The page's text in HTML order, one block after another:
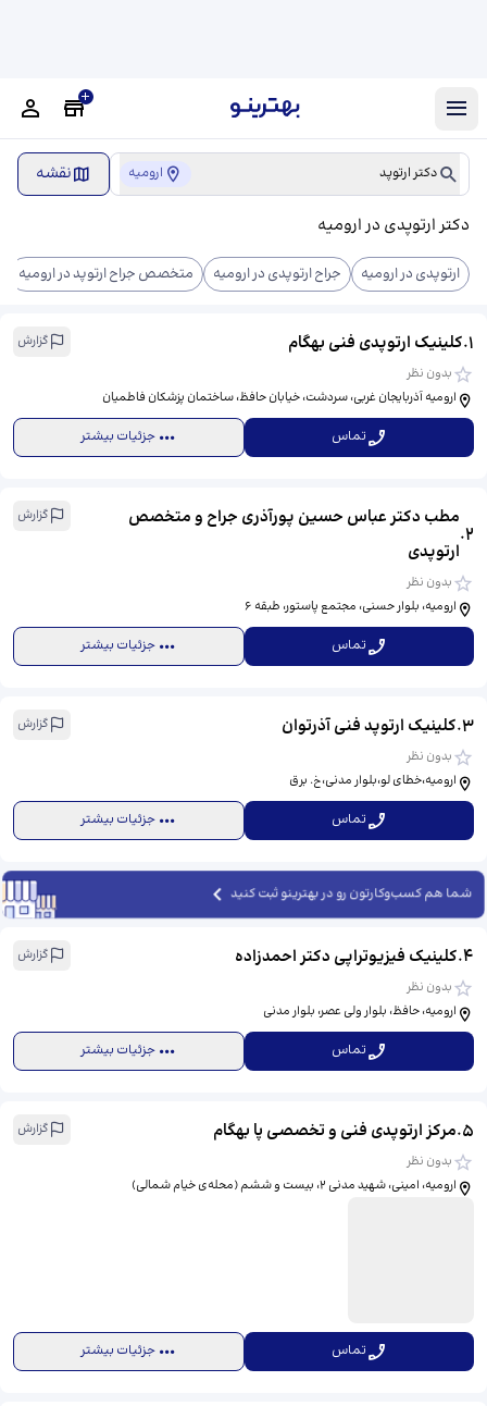
دکتر ارتوپد ارومیه نقشه
دکتر ارتوپدی در ارومیه
ارتوپدی در ارومیه جراح ارتوپدی در ارومیه متخصص جراح ارتوپد در ارومیه
1
.کلینیک ارتوپدی فنی بهگام
گزارش
بدون نظر
ارومیه آذربایجان غربی، سردشت، خیابان حافظ، ساختمان پزشکان فاطمیان
تماس جزئیات بیشتر
2
.
مطب دکتر عباس حسین پورآذری جراح و متخصص
ارتوپدی
گزارش
بدون نظر
ارومیه، بلوار حسنی، مجتمع پاستور، طبقه ۶
تماس جزئیات بیشتر
3
.کلینیک ارتوپد فنی آذرتوان
گزارش
بدون نظر
ارومیه،خطای لو،بلوار مدنی،خ. برق
تماس جزئیات بیشتر
شما هم کسب‌وکارتون رو در بهترینو ثبت کنید
4
.کلینیک فیزیوتراپی دکتر احمدزاده
گزارش
بدون نظر
ارومیه، حافظ، بلوار ولی عصر، بلوار مدنی
تماس جزئیات بیشتر
5
.مرکز ارتوپدی فنی و تخصصی پا بهگام
گزارش
بدون نظر
ارومیه، امینی، شهید مدنی 2، بیست و ششم (محله‌ی خیام شمالی)
تماس جزئیات بیشتر